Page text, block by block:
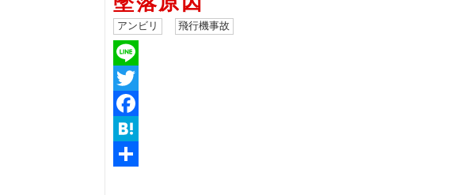
アンビリ 飛行機事故
Line
Twitter
Facebook
Hatena